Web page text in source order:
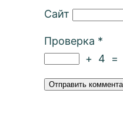
Сайт
Проверка *
+ 4 =